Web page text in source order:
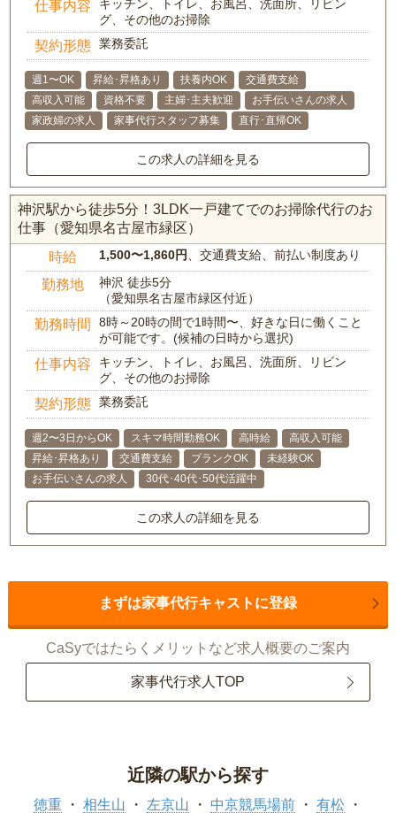
仕事内容
キッチン、トイレ、お風呂、洗面所、リビン
グ、その他のお掃除
契約形態 業務委託
週1〜OK 昇給･昇格あり 扶養内OK
交通費支給
高収入可能
資格不要 主婦･主夫歓迎
お手伝いさんの求人
家政婦の求人
家事代行スタッフ募集 直行･直帰OK
この求人の詳細を見る
神沢駅から徒歩5分！3LDK一戸建てでのお掃除代行のお
仕事（愛知県名古屋市緑区）
時給 1,500〜1,860円 、交通費支給、前払い制度あり
勤務地
神沢 徒歩5分
（愛知県名古屋市緑区付近）
勤務時間
8時～20時の間で1時間〜、好きな日に働くこと
が可能です。(候補の日時から選択)
仕事内容
キッチン、トイレ、お風呂、洗面所、リビン
グ、その他のお掃除
契約形態 業務委託
週2〜3日からOK スキマ時間勤務OK 高時給
高収入可能
昇給･昇格あり
交通費支給 ブランクOK
未経験OK
お手伝いさんの求人
30代･40代･50代活躍中
この求人の詳細を見る
まずは家事代行キャストに登録
CaSyではたらくメリットなど求人概要のご案内
家事代行求人TOP
近隣の駅から探す
徳重 相生山 左京山 中京競馬場前
有松